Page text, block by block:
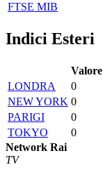
FTSE MIB
Indici Esteri
Valore
LONDRA
0
NEW YORK 0
PARIGI
0
TOKYO
0
Network Rai
TV